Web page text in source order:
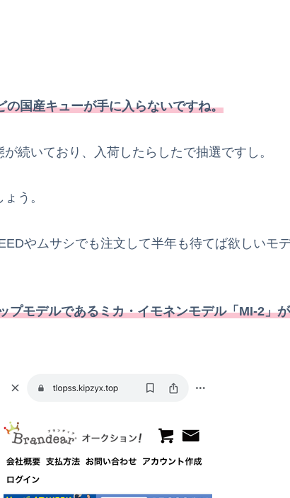
国産キューが手に入らないですね。
続いており、入荷したらしたで抽選ですし。
う。
やムサシでも注文して半年も待てば欲しいモ
プモデルであるミカ・イモネンモデル「MI-2」